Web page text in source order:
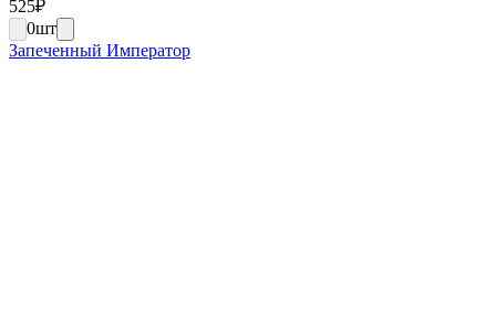
525₽
0шт
Запеченный Император